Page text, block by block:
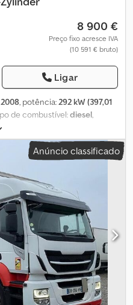
8 900 €
Preço fixo acresce IVA
(10 591 € bruto)
Ligar
2008, potência:292 kW (397,01
de combustível:diesel,
de emissão:Euro 3, Localização
amarelo Motor completo
Csdpfxovhiaws Ab Ejrf
possui aproximadamente
SOBRE OS
venda prévia e erros
Anúncio classificado